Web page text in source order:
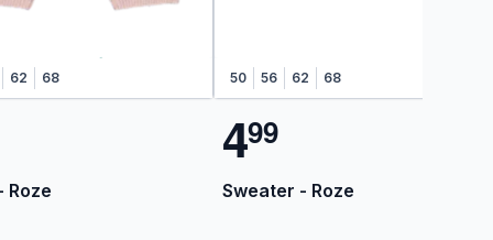
62 68
Roze
50 56 62 68
499
Sweater - Roze